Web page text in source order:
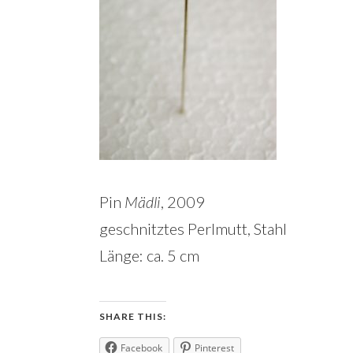
Pin Mädli, 2009
geschnitztes Perlmutt, Stahl
Länge: ca. 5 cm
SHARE THIS:
Facebook Pinterest